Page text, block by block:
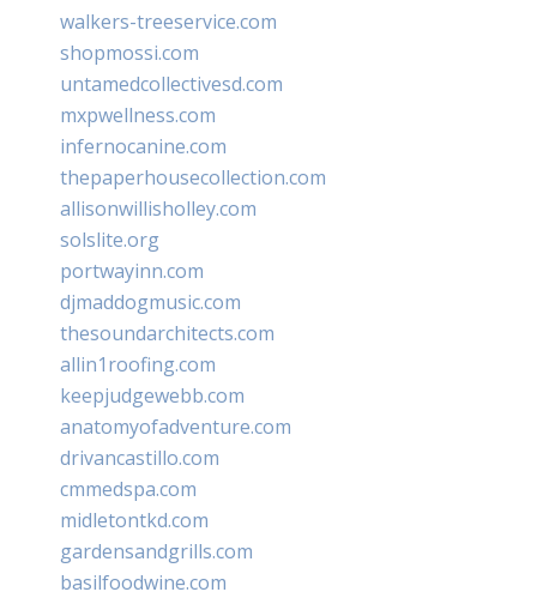
walkers-treeservice.com
shopmossi.com
untamedcollectivesd.com
mxpwellness.com
infernocanine.com
thepaperhousecollection.com
allisonwillisholley.com
solslite.org
portwayinn.com
djmaddogmusic.com
thesoundarchitects.com
allin1roofing.com
keepjudgewebb.com
anatomyofadventure.com
drivancastillo.com
cmmedspa.com
midletontkd.com
gardensandgrills.com
basilfoodwine.com